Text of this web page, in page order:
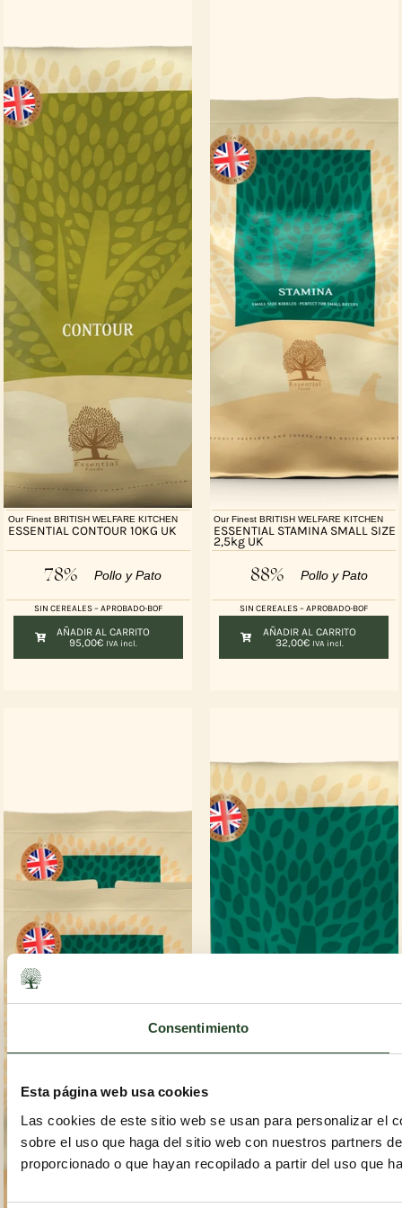
Consentimiento
Esta página web usa cookies
Las cookies de este sitio web se usan para personalizar el
sobre el uso que haga del sitio web con nuestros partners
proporcionado o que hayan recopilado a partir del uso que
Our Finest BRITISH WELFARE KITCHEN
ESSENTIAL CONTOUR 10KG UK
78% Pollo y Pato
SIN CEREALES – APROBADO-BOF
AÑADIR AL CARRITO
95,00€ IVA incl.
Our Finest BRITISH WELFARE KITCHEN
ESSENTIAL STAMINA SMALL SIZE
2,5kg UK
88% Pollo y Pato
SIN CEREALES – APROBADO-BOF
AÑADIR AL CARRITO
32,00€ IVA incl.